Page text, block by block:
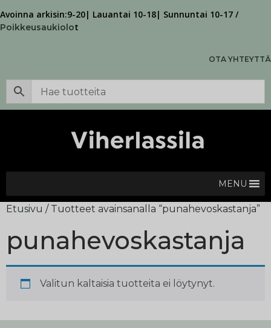
Avoinna arkisin:9-20| Lauantai 10-18| Sunnuntai 10-17 /
Poikkeusaukiolot
OTA YHTEYTTÄ
MENU
Etusivu / Tuotteet avainsanalla “punahevoskastanja”
punahevoskastanja
Valitun kaltaisia tuotteita ei löytynyt.